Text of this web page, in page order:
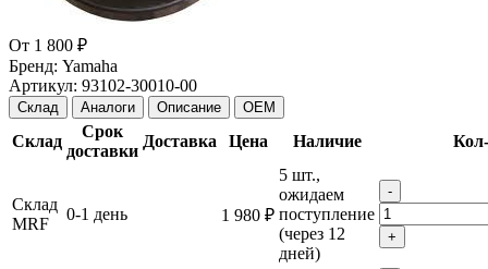
От 1 800 ₽
Бренд: Yamaha
Артикул: 93102-30010-00
Склад Аналоги Описание OEM
Склад
Срок
доставки
Доставка Цена Наличие
Склад
MRF
0-1 день 1 980 ₽
5 шт.,
ожидаем
поступление
(через 12
дней)
-
+